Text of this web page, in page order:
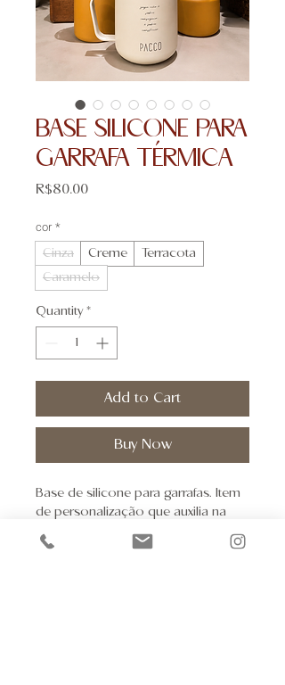
BASE SILICONE PARA
GARRAFA TÉRMICA
R$80.00Price
cor *
Cinza Creme
Terracota
Caramelo
Quantity *
Add to Cart
Buy Now
Base de silicone para garrafas. Item
de personalização que auxilia na
proteção contra pequenas batidas e
arranhões.